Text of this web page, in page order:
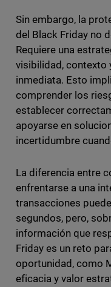
Sin embargo, la
del Black Friday no
Requiere una
visibilidad, contexto
inmediata. Esto
comprender los
establecer
apoyarse en
incertidumbre
La diferencia entre
enfrentarse a una
transacciones
segundos, pero,
información que
Friday es un reto
oportunidad, como
eficacia y valor